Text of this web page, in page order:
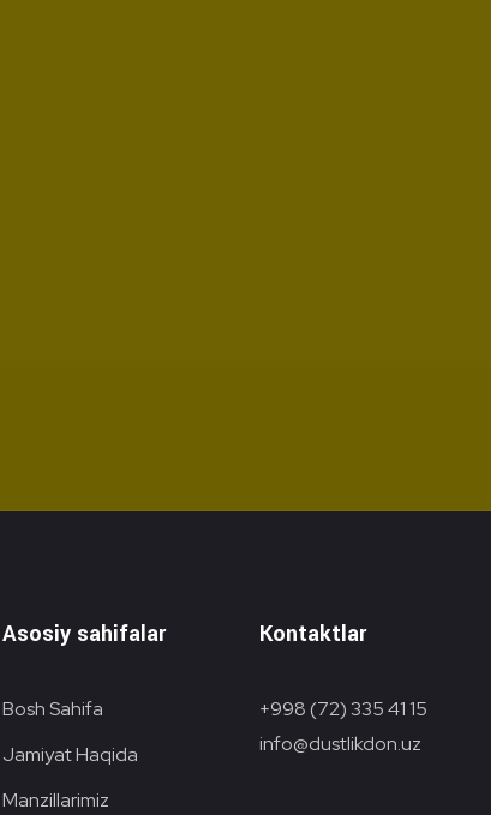
Asosiy sahifalar
Bosh Sahifa
Jamiyat Haqida
Manzillarimiz
Kontaktlar
+998 (72) 335 41 15
info@dustlikdon.uz